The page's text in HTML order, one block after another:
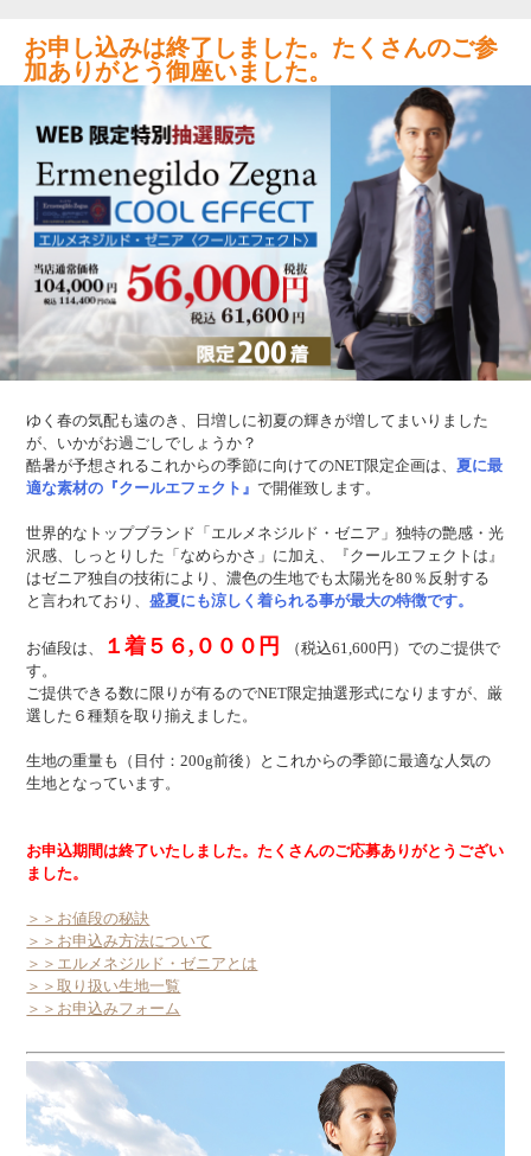
お申し込みは終了しました。たくさんのご参
加ありがとう御座いました。
ゆく春の気配も遠のき、日増しに初夏の輝きが増してまいりました
が、いかがお過ごしでしょうか？
酷暑が予想されるこれからの季節に向けてのNET限定企画は、夏に最
適な素材の『クールエフェクト』で開催致します。
世界的なトップブランド「エルメネジルド・ゼニア」独特の艶感・光
沢感、しっとりした「なめらかさ」に加え、『クールエフェクトは』
はゼニア独自の技術により、濃色の生地でも太陽光を80％反射する
と言われており、盛夏にも涼しく着られる事が最大の特徴です。
お値段は、 １着５６,０００円
（税込61,600円）でのご提供で
す。
ご提供できる数に限りが有るのでNET限定抽選形式になりますが、厳
選した６種類を取り揃えました。
生地の重量も（目付：200g前後）とこれからの季節に最適な人気の
生地となっています。
お申込期間は終了いたしました。たくさんのご応募ありがとうござい
ました。
＞＞お値段の秘訣
＞＞お申込み方法について
＞＞エルメネジルド・ゼニアとは
＞＞取り扱い生地一覧
＞＞お申込みフォーム